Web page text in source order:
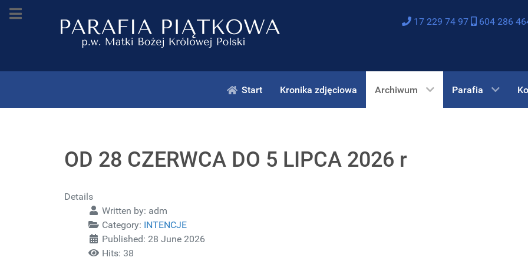
17 229 74 97 604 286
Start Kronika zdjęciowa Archiwum Parafia
OD 28 CZERWCA DO 5 LIPCA 2026 r
Details
Written by: adm
Category: INTENCJE
Published: 28 June 2026
Hits: 38